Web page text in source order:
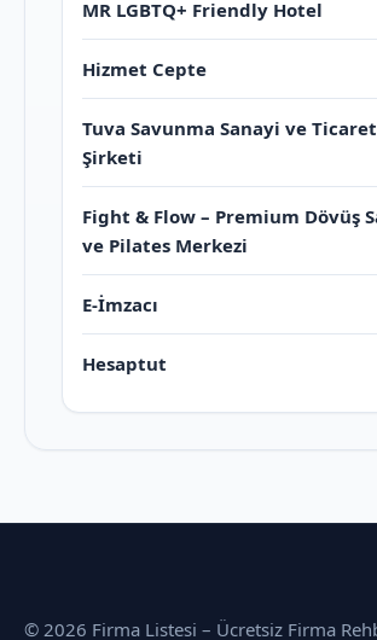
MR LGBTQ+ Friendly Hotel
Hizmet Cepte
Tuva Savunma Sanayi ve
Şirketi
Fight & Flow – Premium Dövüş
ve Pilates Merkezi
E-İmzacı
Hesaptut
© 2026 Firma Listesi – Ücretsiz Firma